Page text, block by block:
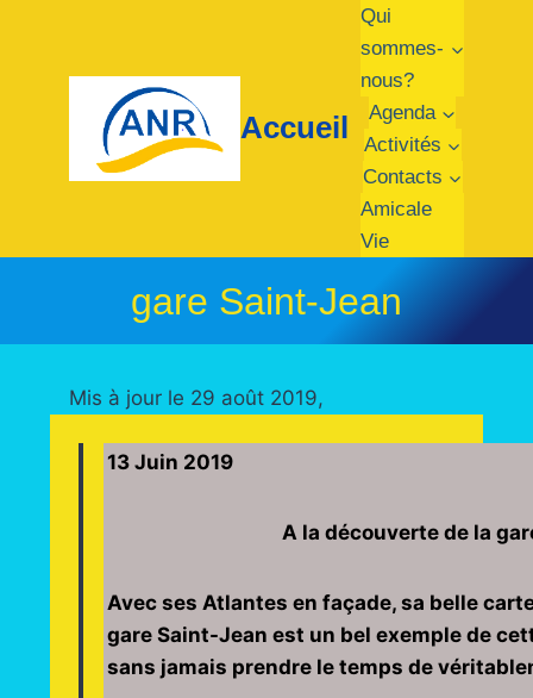
contenu
Accueil
Qui
sommes-
nous?
Agenda
Activités
Contacts
Amicale
Vie
gare Saint-Jean
Mis à jour le 29 août 2019,
13 Juin 2019
A la découverte de la
Avec ses Atlantes en façade, sa belle
gare Saint-Jean est un bel exemple de
sans jamais prendre le temps de